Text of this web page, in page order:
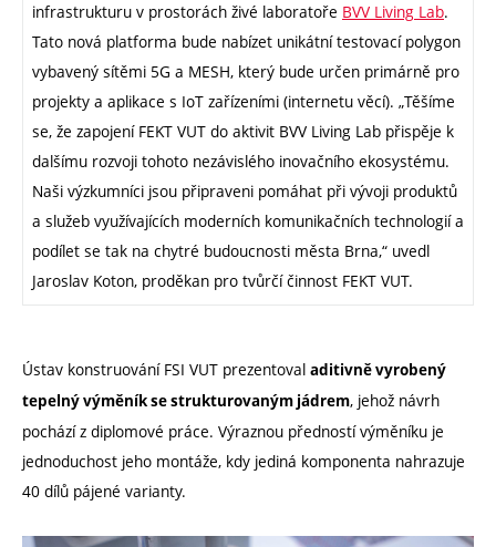
infrastrukturu v prostorách živé laboratoře BVV Living Lab.
Tato nová platforma bude nabízet unikátní testovací polygon
vybavený sítěmi 5G a MESH, který bude určen primárně pro
projekty a aplikace s IoT zařízeními (internetu věcí). „Těšíme
se, že zapojení FEKT VUT do aktivit BVV Living Lab přispěje k
dalšímu rozvoji tohoto nezávislého inovačního ekosystému.
Naši výzkumníci jsou připraveni pomáhat při vývoji produktů
a služeb využívajících moderních komunikačních technologií a
podílet se tak na chytré budoucnosti města Brna,“ uvedl
Jaroslav Koton, proděkan pro tvůrčí činnost FEKT VUT.
Ústav konstruování FSI VUT prezentoval aditivně vyrobený
tepelný výměník se strukturovaným jádrem, jehož návrh
pochází z diplomové práce. Výraznou předností výměníku je
jednoduchost jeho montáže, kdy jediná komponenta nahrazuje
40 dílů pájené varianty.